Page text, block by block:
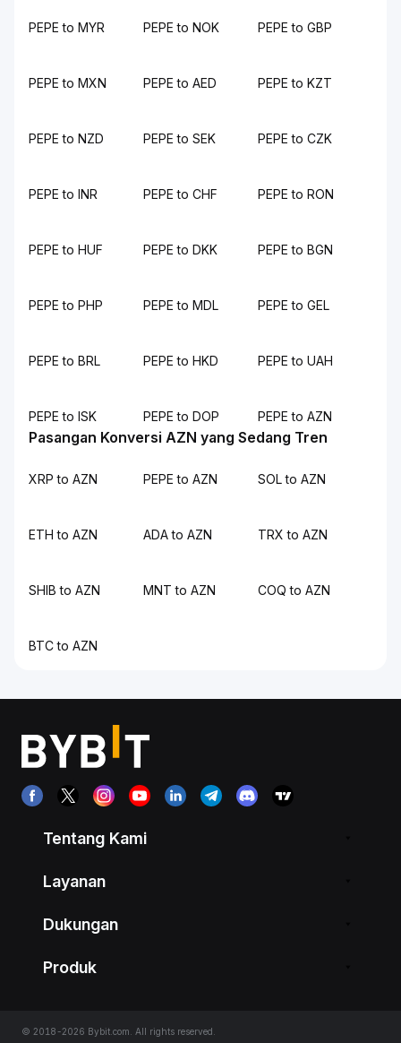
PEPE to MYR PEPE to NOK PEPE to GBP
PEPE to MXN PEPE to AED PEPE to KZT
PEPE to NZD PEPE to SEK PEPE to CZK
PEPE to INR PEPE to CHF PEPE to RON
PEPE to HUF PEPE to DKK PEPE to BGN
PEPE to PHP PEPE to MDL PEPE to GEL
PEPE to BRL PEPE to HKD PEPE to UAH
PEPE to ISK PEPE to DOP PEPE to AZN
Pasangan Konversi AZN yang Sedang Tren
XRP to AZN PEPE to AZN SOL to AZN
ETH to AZN ADA to AZN TRX to AZN
SHIB to AZN MNT to AZN COQ to AZN
BTC to AZN
Tentang Kami
Layanan
Dukungan
Produk
© 2018-2026 Bybit.com. All rights reserved.